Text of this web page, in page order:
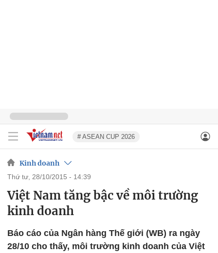
# ASEAN CUP 2026
Kinh doanh
thứ tư, 28/10/2015 - 14:39
Việt Nam tăng bậc về môi trường
kinh doanh
Báo cáo của Ngân hàng Thế giới (WB) ra ngày
28/10 cho thấy, môi trường kinh doanh của Việt